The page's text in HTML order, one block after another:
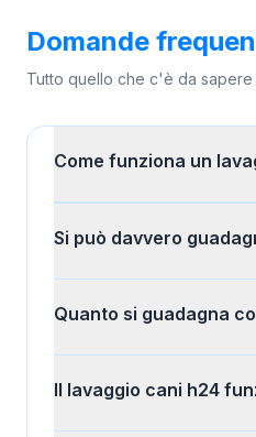
Domande
Tutto quello che c'è da sapere
Come funziona un
Si può davvero
Quanto si guadagna
Il lavaggio cani h24